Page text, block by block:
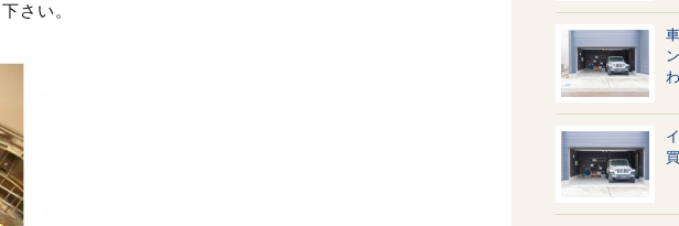
さい。